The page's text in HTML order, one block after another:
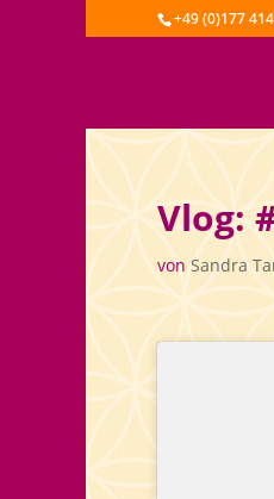
+49 (0)177
Vlog:
von Sandra